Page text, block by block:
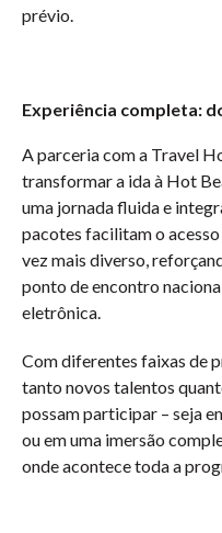
prévio.
Experiência completa:
A parceria com a Travel
transformar a ida à Hot
uma jornada fluida e
pacotes facilitam o
vez mais diverso,
ponto de encontro
eletrônica.
Com diferentes faixas de
tanto novos talentos
possam participar – seja
ou em uma imersão
onde acontece toda a